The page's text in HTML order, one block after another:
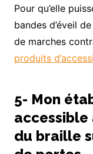
Pour qu’elle
bandes d’éveil
de marches
produits
5- Mon
accessible
du braille